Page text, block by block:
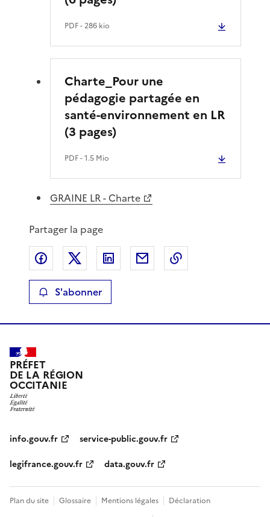
PDF- 286 kio
Charte_Pour une
pédagogie partagée en
santé-environnement en LR
(3 pages)
PDF- 1.5 Mio
GRAINE LR - Charte
Partager la page
Partager sur Facebook
Partager sur XPartager sur LinkedIn
Partager par email
S'abonner
PRÉFET
DE LA RÉGION
OCCITANIE
info.gouv.fr
service-public.gouv.fr
legifrance.gouv.fr
data.gouv.fr
Plan du site Glossaire Mentions légales
Déclaration